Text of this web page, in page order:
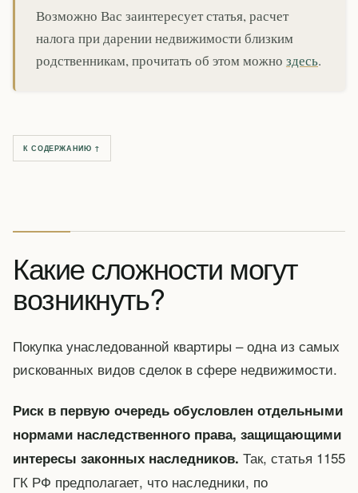
Возможно Вас заинтересует статья, расчет
налога при дарении недвижимости близким
родственникам, прочитать об этом можно здесь.
К СОДЕРЖАНИЮ ↑
Какие сложности могут
возникнуть?
Покупка унаследованной квартиры – одна из самых
рискованных видов сделок в сфере недвижимости.
Риск в первую очередь обусловлен отдельными
нормами наследственного права, защищающими
интересы законных наследников. Так, статья 1155
ГК РФ предполагает, что наследники, по